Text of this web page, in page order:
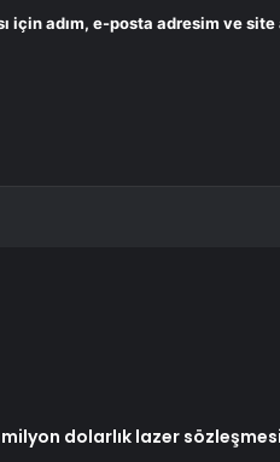
için adım, e-posta adresim ve site
dolarlık lazer sözleşmesi